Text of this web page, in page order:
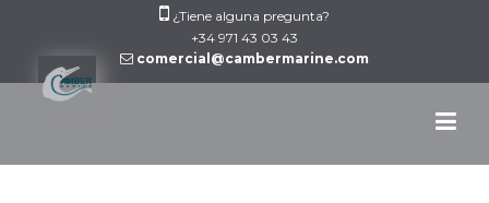
¿Tiene alguna pregunta?
+34 971 43 03 43
comercial@cambermarine.com